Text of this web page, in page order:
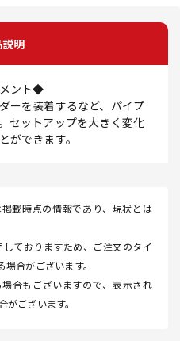
明
ント◆
ーを装着するなど、パイプ
セットアップを大きく変化
ができます。
載時点の情報であり、現状とは
ておりますため、ご注文のタイ
合がございます。
合もございますので、表示され
ございます。